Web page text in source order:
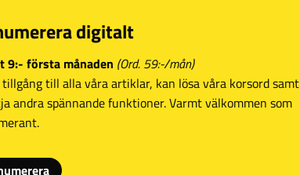
digitalt
9:- första månaden (Ord. 59:-/mån)
till alla våra artiklar, kan lösa våra korsord samt
andra spännande funktioner. Varmt välkommen som